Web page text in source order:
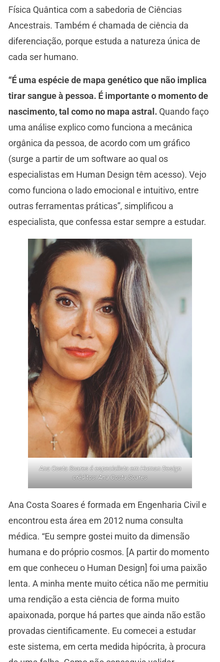
Física Quântica com a sabedoria de Ciências
Ancestrais. Também é chamada de ciência da
diferenciação, porque estuda a natureza única de
cada ser humano.
“É uma espécie de mapa genético que não implica
tirar sangue à pessoa. É importante o momento de
nascimento, tal como no mapa astral. Quando faço
uma análise explico como funciona a mecânica
orgânica da pessoa, de acordo com um gráfico
(surge a partir de um software ao qual os
especialistas em Human Design têm acesso). Vejo
como funciona o lado emocional e intuitivo, entre
outras ferramentas práticas”, simplificou a
especialista, que confessa estar sempre a estudar.
Ana Costa Soares é especialista em Human Design
créditos: Ana Costa Soares
Ana Costa Soares é formada em Engenharia Civil e
encontrou esta área em 2012 numa consulta
médica. “Eu sempre gostei muito da dimensão
humana e do próprio cosmos. [A partir do momento
em que conheceu o Human Design] foi uma paixão
lenta. A minha mente muito cética não me permitiu
uma rendição a esta ciência de forma muito
apaixonada, porque há partes que ainda não estão
provadas cientificamente. Eu comecei a estudar
este sistema, em certa medida hipócrita, à procura